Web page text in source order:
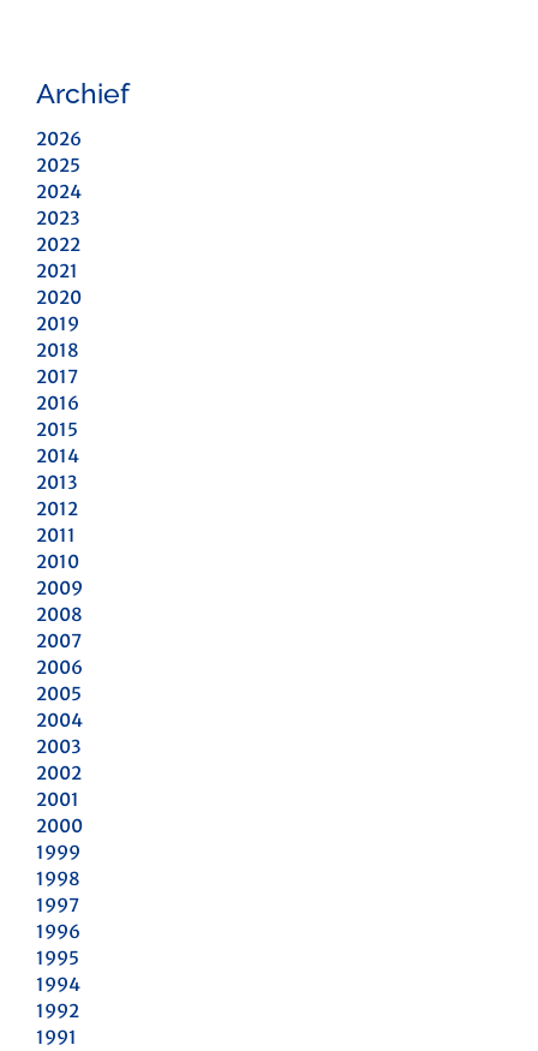
Archief
2026
2025
2024
2023
2022
2021
2020
2019
2018
2017
2016
2015
2014
2013
2012
2011
2010
2009
2008
2007
2006
2005
2004
2003
2002
2001
2000
1999
1998
1997
1996
1995
1994
1992
1991